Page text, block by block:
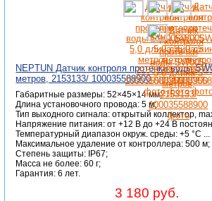
NEPTUN Датчик контроля протечки воды
метров, 2153133/ 100035588900
Габаритные размеры: 52×45×14 мм;
Длина установочного провода: 5 м;
Тип выходного сигнала: открытый коллектор,
Напряжение питания: от +12 В до +24 В
Температурный диапазон окруж. среды: +5 °C ...
Максимальное удаление от контроллера: 500 м;
Степень защиты: IP67;
Масса не более: 60 г;
Гарантия: 6 лет.
3 180 руб.